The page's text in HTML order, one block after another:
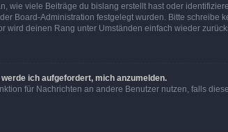
wie viele Beiträge du bislang erstellt hast oder
Board-Administration festgelegt wurden. Bitte
wird deinen Rang unter Umständen einfach wieder
ich aufgefordert, mich anzumelden.
für Nachrichten an andere Benutzer nutzen, falls